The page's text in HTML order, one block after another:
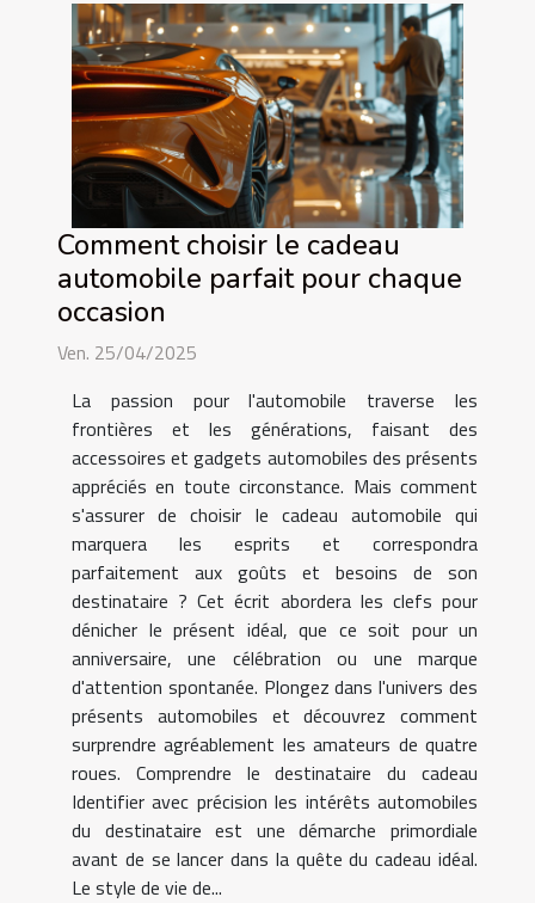
Comment choisir le cadeau
automobile parfait pour chaque
occasion
Ven. 25/04/2025
La passion pour l'automobile traverse les
frontières et les générations, faisant des
accessoires et gadgets automobiles des présents
appréciés en toute circonstance. Mais comment
s'assurer de choisir le cadeau automobile qui
marquera les esprits et correspondra
parfaitement aux goûts et besoins de son
destinataire ? Cet écrit abordera les clefs pour
dénicher le présent idéal, que ce soit pour un
anniversaire, une célébration ou une marque
d'attention spontanée. Plongez dans l'univers des
présents automobiles et découvrez comment
surprendre agréablement les amateurs de quatre
roues. Comprendre le destinataire du cadeau
Identifier avec précision les intérêts automobiles
du destinataire est une démarche primordiale
avant de se lancer dans la quête du cadeau idéal.
Le style de vie de...